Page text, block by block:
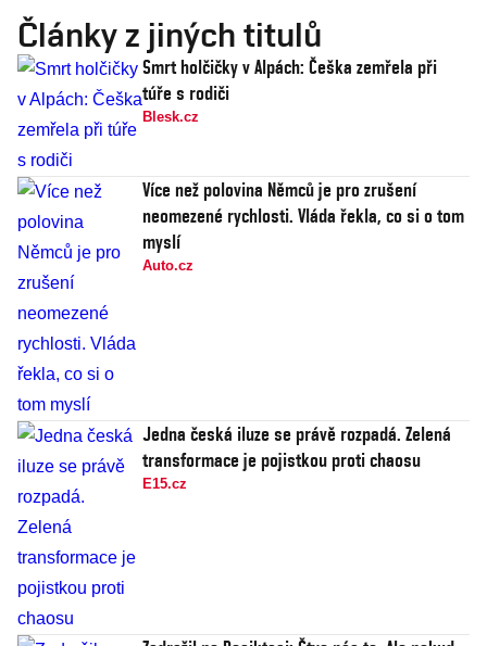
Články z jiných titulů
Smrt holčičky v Alpách: Češka zemřela při
túře s rodiči
Blesk.cz
Více než polovina Němců je pro zrušení
neomezené rychlosti. Vláda řekla, co si o tom
myslí
Auto.cz
Jedna česká iluze se právě rozpadá. Zelená
transformace je pojistkou proti chaosu
E15.cz